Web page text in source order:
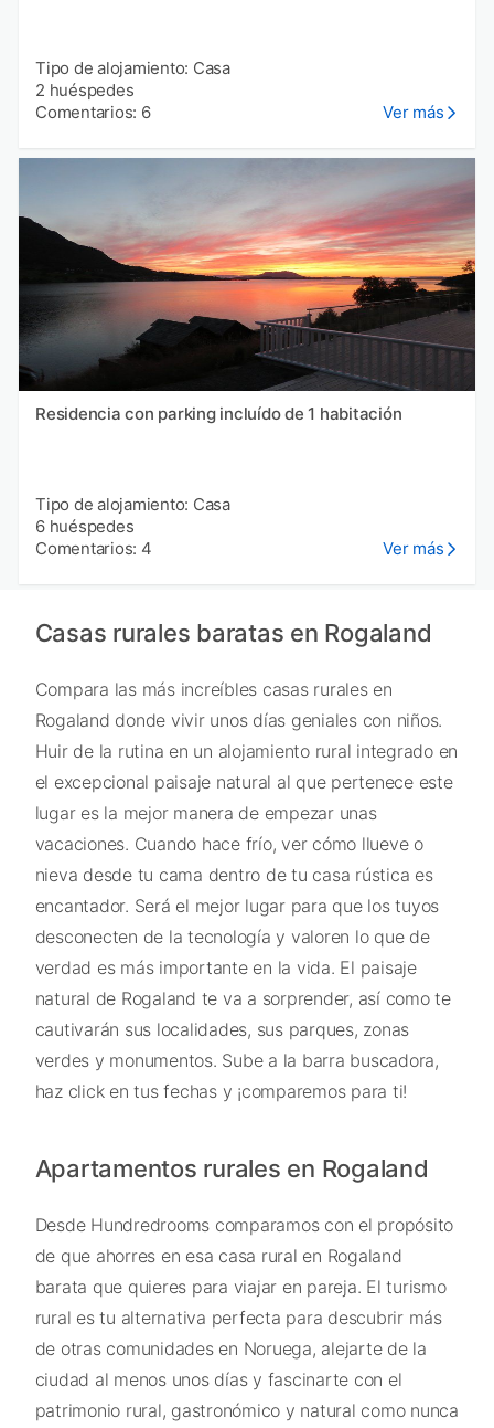
Tipo de alojamiento: Casa
2 huéspedes
Comentarios: 6
Ver más
Residencia con parking incluído de 1 habitación
Tipo de alojamiento: Casa
6 huéspedes
Comentarios: 4
Ver más
Casas rurales baratas en Rogaland
Compara las más increíbles casas rurales en
Rogaland donde vivir unos días geniales con niños.
Huir de la rutina en un alojamiento rural integrado en
el excepcional paisaje natural al que pertenece este
lugar es la mejor manera de empezar unas
vacaciones. Cuando hace frío, ver cómo llueve o
nieva desde tu cama dentro de tu casa rústica es
encantador. Será el mejor lugar para que los tuyos
desconecten de la tecnología y valoren lo que de
verdad es más importante en la vida. El paisaje
natural de Rogaland te va a sorprender, así como te
cautivarán sus localidades, sus parques, zonas
verdes y monumentos. Sube a la barra buscadora,
haz click en tus fechas y ¡comparemos para ti!
Apartamentos rurales en Rogaland
Desde Hundredrooms comparamos con el propósito
de que ahorres en esa casa rural en Rogaland
barata que quieres para viajar en pareja. El turismo
rural es tu alternativa perfecta para descubrir más
de otras comunidades en Noruega, alejarte de la
ciudad al menos unos días y fascinarte con el
patrimonio rural, gastronómico y natural como nunca